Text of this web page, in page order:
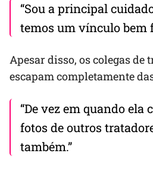
“Sou a principal
temos um vínculo bem
Apesar disso, os colegas de
escapam completamente
“De vez em quando ela
fotos de outros
também.”